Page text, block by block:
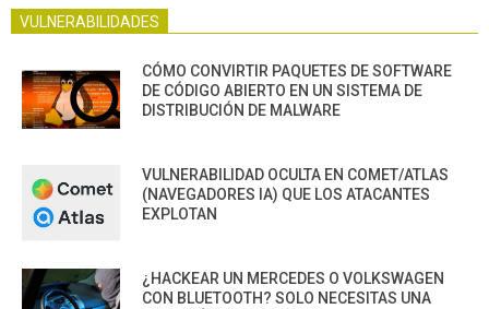
VULNERABILIDADES
CÓMO CONVIRTIR PAQUETES DE SOFTWARE
DE CÓDIGO ABIERTO EN UN SISTEMA DE
DISTRIBUCIÓN DE MALWARE
VULNERABILIDAD OCULTA EN COMET/ATLAS
(NAVEGADORES IA) QUE LOS ATACANTES
EXPLOTAN
¿HACKEAR UN MERCEDES O VOLKSWAGEN
CON BLUETOOTH? SOLO NECESITAS UNA